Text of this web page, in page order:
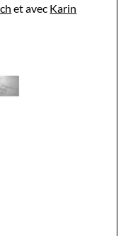
et avec Karin